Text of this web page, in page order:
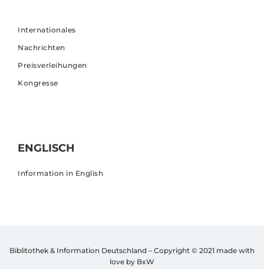
Internationales
Nachrichten
Preisverleihungen
Kongresse
ENGLISCH
Information in English
Biblitothek & Information Deutschland – Copyright © 2021 made with
love by BxW